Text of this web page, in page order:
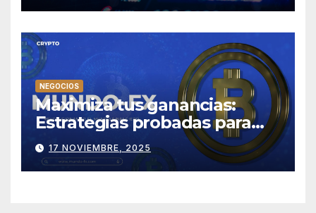
NEGOCIOS
Maximiza tus ganancias:
Estrategias probadas para
tener éxito en Mundo-fx
17 NOVIEMBRE, 2025